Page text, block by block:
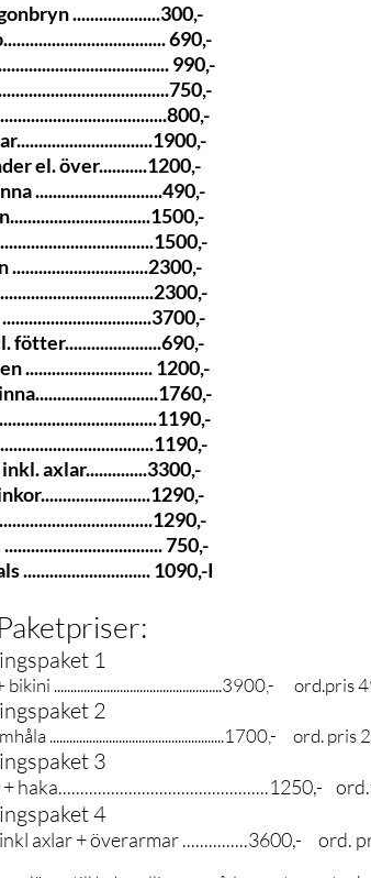
....................300,-
690,-
990,-
el. över...........1200,-
.............................490,-
...............................2300,-
fötter......................690,-
............................. 1200,-
axlar..............3300,-
750,-
............................. 1090,-I
1
...................................................3900,- ord.pris
2
.....................................................1700,- ord. pris
3
haka................................................1250,-
4
axlar + överarmar ...............3600,- ord.